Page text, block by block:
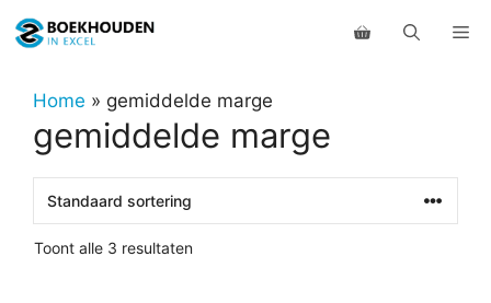
naar
inhoudHome » gemiddelde marge
gemiddelde marge
Toont alle 3 resultaten